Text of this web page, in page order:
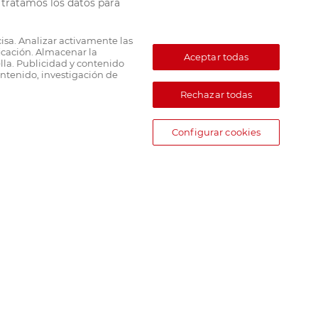
los datos para
Analizar activamente las
Almacenar la
Publicidad y contenido
investigación de
Aceptar todas
Rechazar todas
Configurar cookies